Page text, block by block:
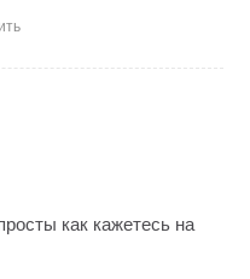
как кажетесь на